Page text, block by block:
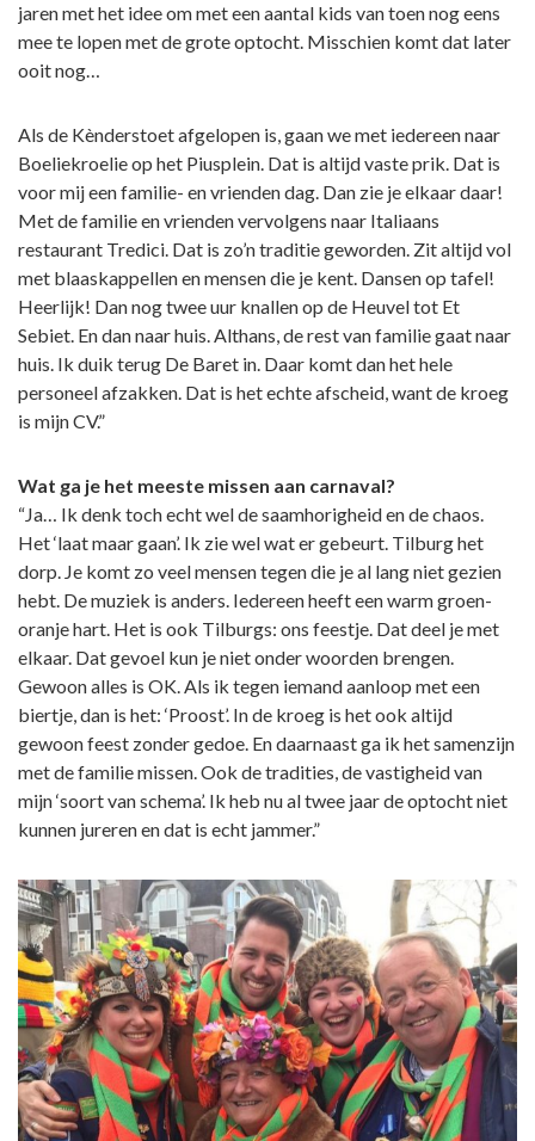
jaren met het idee om met een aantal kids van toen nog eens
mee te lopen met de grote optocht. Misschien komt dat later
ooit nog…
Als de Kènderstoet afgelopen is, gaan we met iedereen naar
Boeliekroelie op het Piusplein. Dat is altijd vaste prik. Dat is
voor mij een familie- en vrienden dag. Dan zie je elkaar daar!
Met de familie en vrienden vervolgens naar Italiaans
restaurant Tredici. Dat is zo’n traditie geworden. Zit altijd vol
met blaaskappellen en mensen die je kent. Dansen op tafel!
Heerlijk! Dan nog twee uur knallen op de Heuvel tot Et
Sebiet. En dan naar huis. Althans, de rest van familie gaat naar
huis. Ik duik terug De Baret in. Daar komt dan het hele
personeel afzakken. Dat is het echte afscheid, want de kroeg
is mijn CV.”
Wat ga je het meeste missen aan carnaval?
“Ja… Ik denk toch echt wel de saamhorigheid en de chaos.
Het ‘laat maar gaan’. Ik zie wel wat er gebeurt. Tilburg het
dorp. Je komt zo veel mensen tegen die je al lang niet gezien
hebt. De muziek is anders. Iedereen heeft een warm groen-
oranje hart. Het is ook Tilburgs: ons feestje. Dat deel je met
elkaar. Dat gevoel kun je niet onder woorden brengen.
Gewoon alles is OK. Als ik tegen iemand aanloop met een
biertje, dan is het: ‘Proost’. In de kroeg is het ook altijd
gewoon feest zonder gedoe. En daarnaast ga ik het samenzijn
met de familie missen. Ook de tradities, de vastigheid van
mijn ‘soort van schema’. Ik heb nu al twee jaar de optocht niet
kunnen jureren en dat is echt jammer.”